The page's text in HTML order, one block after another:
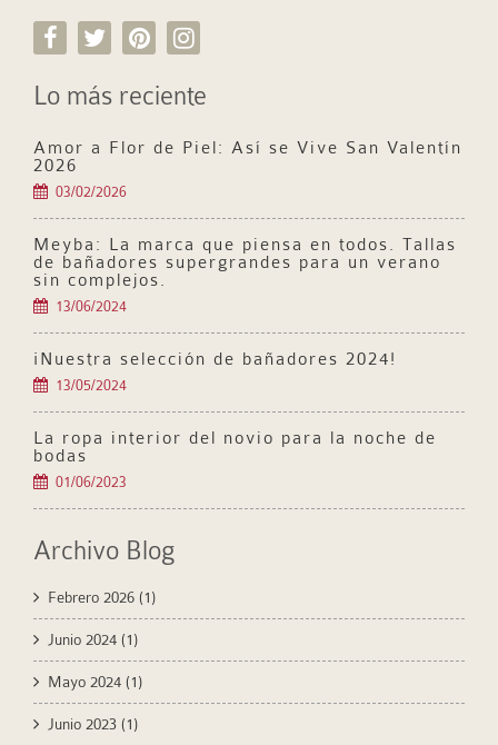
Lo más reciente
Amor a Flor de Piel: Así se Vive San Valentín
2026
03/02/2026
Meyba: La marca que piensa en todos. Tallas
de bañadores supergrandes para un verano
sin complejos.
13/06/2024
¡Nuestra selección de bañadores 2024!
13/05/2024
La ropa interior del novio para la noche de
bodas
01/06/2023
Archivo Blog
Febrero 2026 (1)
Junio 2024 (1)
Mayo 2024 (1)
Junio 2023 (1)